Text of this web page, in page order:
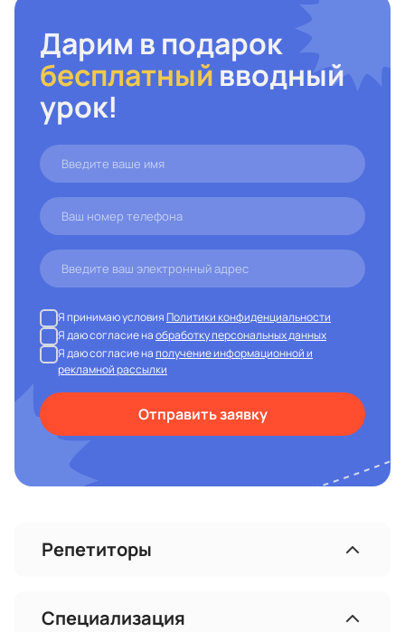
Дарим в подарок
бесплатный вводный
урок!
Я принимаю условияПолитики конфиденциальности
Я даю согласие наобработку персональных данных
Я даю согласие наполучение информационной и
рекламной рассылки
Отправить заявку
Репетиторы
Специализация